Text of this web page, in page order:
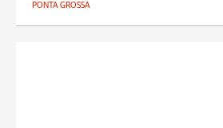
PONTA GROSSA